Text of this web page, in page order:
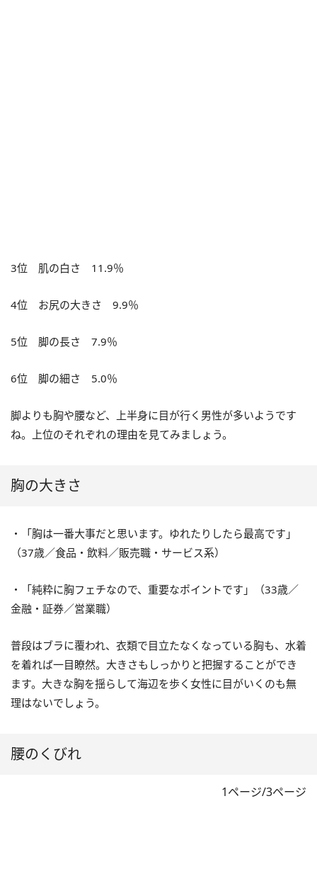
3位 肌の白さ 11.9％
4位 お尻の大きさ 9.9％
5位 脚の長さ 7.9％
6位 脚の細さ 5.0％
脚よりも胸や腰など、上半身に目が行く男性が多いようです
ね。上位のそれぞれの理由を見てみましょう。
胸の大きさ
・「胸は一番大事だと思います。ゆれたりしたら最高です」
（37歳／食品・飲料／販売職・サービス系）
・「純粋に胸フェチなので、重要なポイントです」（33歳／
金融・証券／営業職）
普段はブラに覆われ、衣類で目立たなくなっている胸も、水着
を着れば一目瞭然。大きさもしっかりと把握することができ
ます。大きな胸を揺らして海辺を歩く女性に目がいくのも無
理はないでしょう。
腰のくびれ
1ページ/3ページ